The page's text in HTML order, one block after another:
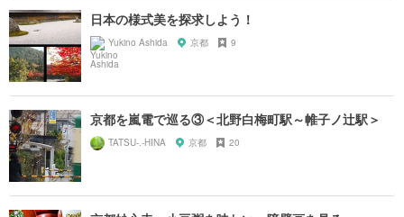
日本の様式美を探求しよう！
Yukino Ashida 京都 9
京都を嵐電で巡る③＜北野白梅町駅～帷子ノ辻駅＞
TATSU-.-HINA 京都 20